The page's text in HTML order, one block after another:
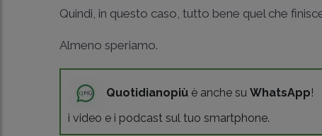
Quindi, in questo caso, tutto bene quel che
Almeno speriamo.
Quotidianopiù è anche suWhatsApp!
i video e i podcast sul tuo smartphone.